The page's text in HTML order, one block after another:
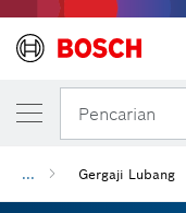
Pencarian
... Gergaji Lubang